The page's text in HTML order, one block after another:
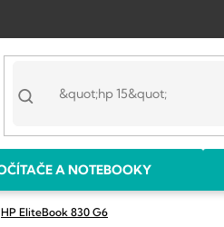
A NOTEBOOKY
HP EliteBook 830 G6